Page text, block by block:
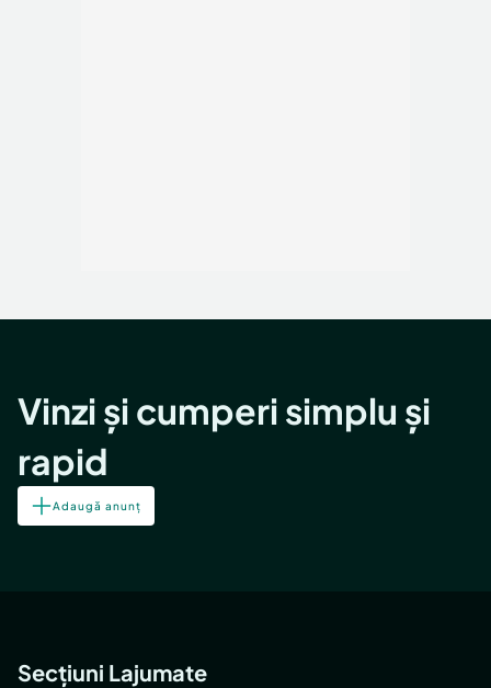
Vinzi și cumperi simplu și
rapid
Adaugă anunț
Secțiuni Lajumate